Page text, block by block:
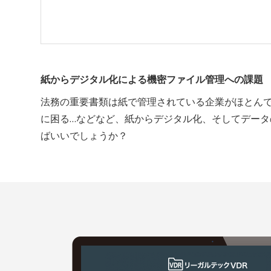
紙からデジタル化による機密ファイル管理への課題
法務の重要書類は紙で管理されている企業がほとん
に困る…などなど、紙からデジタル化、そしてデー
ばいいでしょうか？